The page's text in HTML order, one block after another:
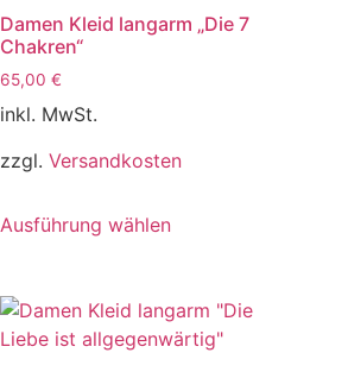
Damen Kleid langarm „Die 7
Chakren“
65,00 €
inkl. MwSt.
zzgl. Versandkosten
Ausführung wählen